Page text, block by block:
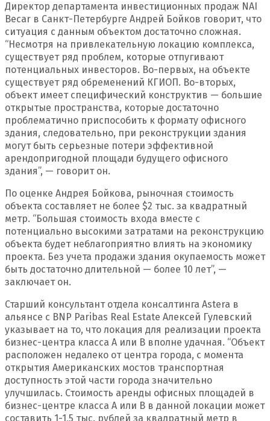
Директор департамента инвестиционных продаж NAI
Becar в Санкт-Петербурге Андрей Бойков говорит, что
ситуация с данным объектом достаточно сложная.
“Несмотря на привлекательную локацию комплекса,
существует ряд проблем, которые отпугивают
потенциальных инвесторов. Во-первых, на объекте
существует ряд обременений КГИОП. Во-вторых,
объект имеет специфический конструктив — большие
открытые пространства, которые достаточно
проблематично приспособить к формату офисного
здания, следовательно, при реконструкции здания
могут быть серьезные потери эффективной
арендопригодной площади будущего офисного
здания”, — говорит он.
По оценке Андрея Бойкова, рыночная стоимость
объекта составляет не более $2 тыс. за квадратный
метр. “Большая стоимость входа вместе с
потенциально высокими затратами на реконструкцию
объекта будет неблагоприятно влиять на экономику
проекта. Без учета продажи здания окупаемость может
быть достаточно длительной — более 10 лет”, —
заключает он.
Старший консультант отдела консалтинга Astera в
альянсе с BNP Paribas Real Estate Алексей Гулевский
указывает на то, что локация для реализации проекта
бизнес-центра класса А или B вполне удачная. “Объект
расположен недалеко от центра города, с момента
открытия Американских мостов транспортная
доступность этой части города значительно
улучшилась. Стоимость аренды офисных площадей в
бизнес-центре класса А или B в данной локации может
составить 1-1,5 тыс. рублей за квадратный метр в